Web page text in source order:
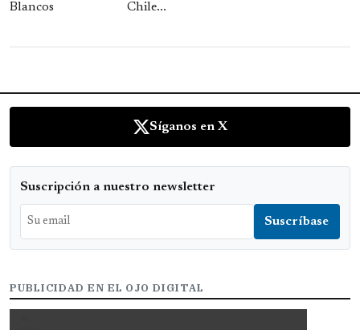
Chile...
Síganos en X
Suscripción a nuestro newsletter
PUBLICIDAD EN EL OJO DIGITAL